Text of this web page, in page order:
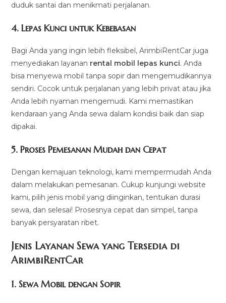
duduk santai dan menikmati perjalanan.
4.Lepas Kunci untuk Kebebasan
Bagi Anda yang ingin lebih fleksibel, ArimbiRentCar juga
menyediakan layanan rental mobil lepas kunci. Anda
bisa menyewa mobil tanpa sopir dan mengemudikannya
sendiri. Cocok untuk perjalanan yang lebih privat atau jika
Anda lebih nyaman mengemudi. Kami memastikan
kendaraan yang Anda sewa dalam kondisi baik dan siap
dipakai.
5.Proses Pemesanan Mudah dan Cepat
Dengan kemajuan teknologi, kami mempermudah Anda
dalam melakukan pemesanan. Cukup kunjungi website
kami, pilih jenis mobil yang diinginkan, tentukan durasi
sewa, dan selesai! Prosesnya cepat dan simpel, tanpa
banyak persyaratan ribet.
Jenis Layanan Sewa yang Tersedia di
ArimbiRentCar
1.Sewa Mobil dengan Sopir